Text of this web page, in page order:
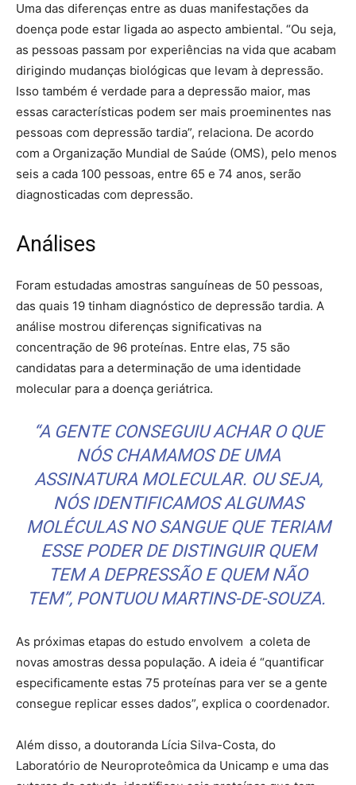
Uma das diferenças entre as duas manifestações da
doença pode estar ligada ao aspecto ambiental. “Ou seja,
as pessoas passam por experiências na vida que acabam
dirigindo mudanças biológicas que levam à depressão.
Isso também é verdade para a depressão maior, mas
essas características podem ser mais proeminentes nas
pessoas com depressão tardia”, relaciona. De acordo
com a Organização Mundial de Saúde (OMS), pelo menos
seis a cada 100 pessoas, entre 65 e 74 anos, serão
diagnosticadas com depressão.
Análises
Foram estudadas amostras sanguíneas de 50 pessoas,
das quais 19 tinham diagnóstico de depressão tardia. A
análise mostrou diferenças significativas na
concentração de 96 proteínas. Entre elas, 75 são
candidatas para a determinação de uma identidade
molecular para a doença geriátrica.
“A GENTE CONSEGUIU ACHAR O QUE
NÓS CHAMAMOS DE UMA
ASSINATURA MOLECULAR. OU SEJA,
NÓS IDENTIFICAMOS ALGUMAS
MOLÉCULAS NO SANGUE QUE TERIAM
ESSE PODER DE DISTINGUIR QUEM
TEM A DEPRESSÃO E QUEM NÃO
TEM”, PONTUOU MARTINS-DE-SOUZA.
As próximas etapas do estudo envolvem a coleta de
novas amostras dessa população. A ideia é “quantificar
especificamente estas 75 proteínas para ver se a gente
consegue replicar esses dados”, explica o coordenador.
Além disso, a doutoranda Lícia Silva-Costa, do
Laboratório de Neuroproteômica da Unicamp e uma das